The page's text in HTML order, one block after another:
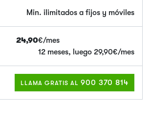
Min. ilimitados a fijos y móviles
24,90€/mes
12 meses, luego 29,90€/mes
LLAMA GRATIS AL 900 370 814